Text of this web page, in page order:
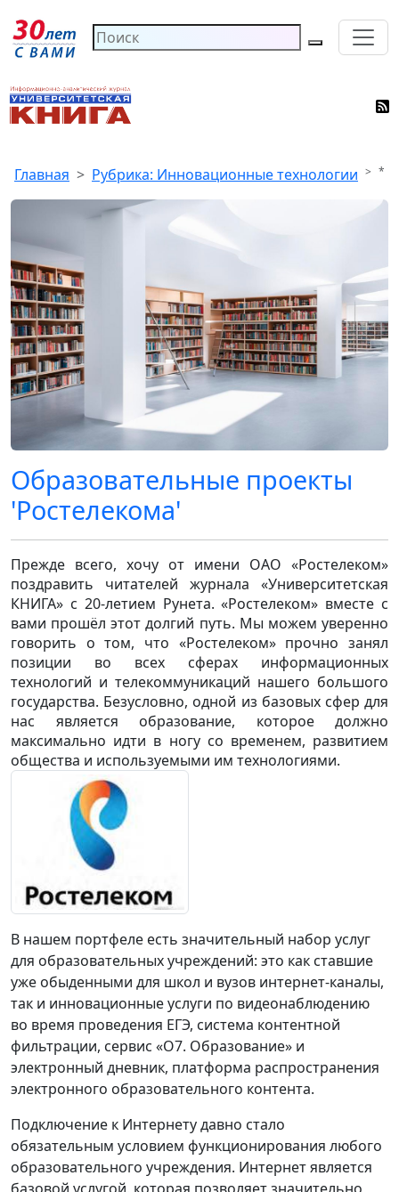
Главная Рубрика: Инновационные технологии *
Образовательные проекты
'Ростелекома'
Прежде всего, хочу от имени ОАО «Ростелеком»
поздравить читателей журнала «Университетская
КНИГА» с 20-летием Рунета. «Ростелеком» вместе с
вами прошёл этот долгий путь. Мы можем уверенно
говорить о том, что «Ростелеком» прочно занял
позиции во всех сферах информационных
технологий и телекоммуникаций нашего большого
государства. Безусловно, одной из базовых сфер для
нас является образование, которое должно
максимально идти в ногу со временем, развитием
общества и используемыми им технологиями.
В нашем портфеле есть значительный набор услуг
для образовательных учреждений: это как ставшие
уже обыденными для школ и вузов интернет-каналы,
так и инновационные услуги по видеонаблюдению
во время проведения ЕГЭ, система контентной
фильтрации, сервис «О7. Образование» и
электронный дневник, платформа распространения
электронного образовательного контента.
Подключение к Интернету давно стало
обязательным условием функционирования любого
образовательного учреждения. Интернет является